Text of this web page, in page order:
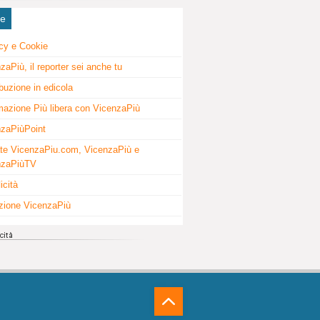
e Cookie
il reporter sei anche tu
in edicola
Più libera con VicenzaPiù
VicenzaPiu.com, VicenzaPiù e
VicenzaPiù